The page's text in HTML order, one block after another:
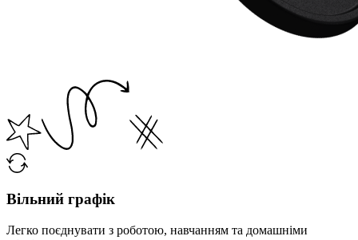
Вільний графік
Легко поєднувати з роботою, навчанням та домашніми